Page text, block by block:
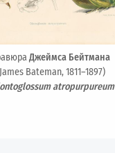
Джеймса Бейтмана
Bateman, 1811–1897)
atropurpureum